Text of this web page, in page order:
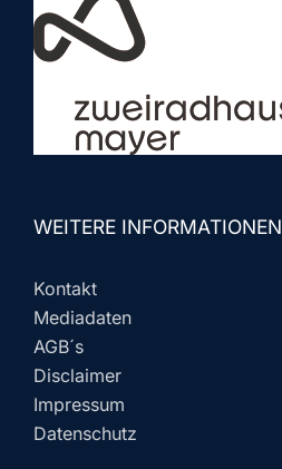
WEITERE INFORMATIONEN
Kontakt
Mediadaten
AGB´s
Disclaimer
Impressum
Datenschutz